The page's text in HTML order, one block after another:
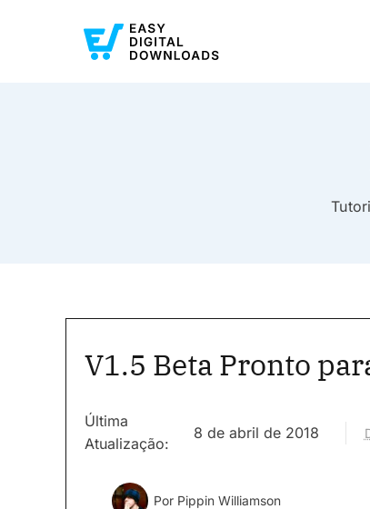
V1.5 Beta Pronto
Última
Atualização:
8 de abril de 2018
Por Pippin Williamson